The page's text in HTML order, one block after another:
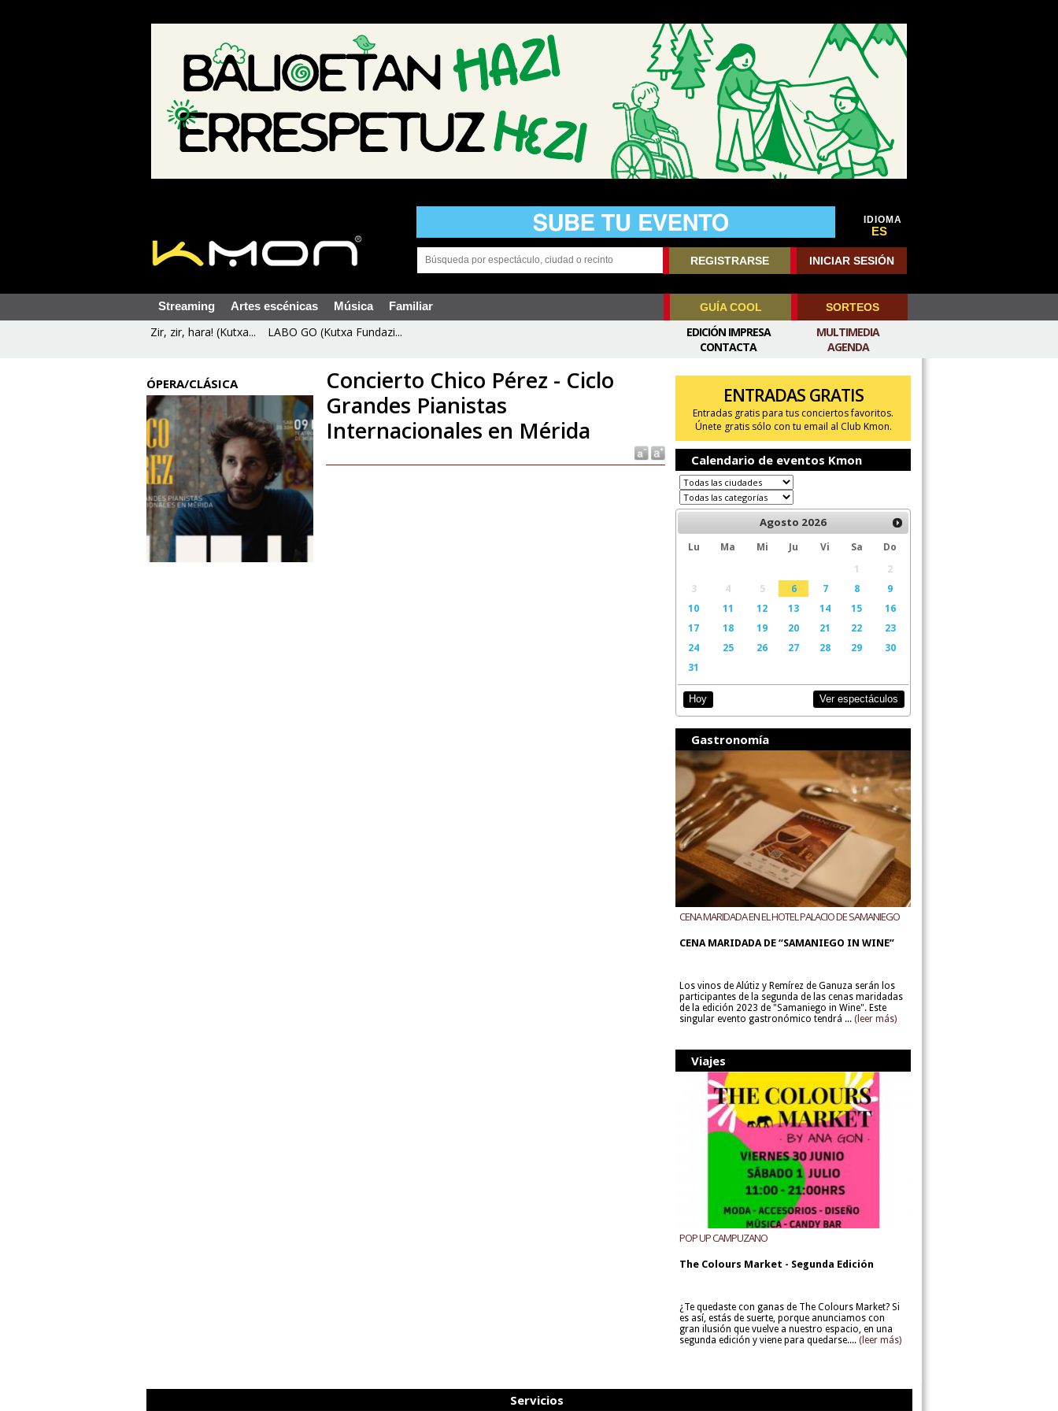
IDIOMA
ES
REGISTRARSE INICIAR SESIÓN
Streaming Artes escénicas Música Familiar GUÍA COOL SORTEOS
Zir, zir, hara! (Kutxa... LABO GO (Kutxa Fundazi...
MULTIMEDIA
AGENDA
EDICIÓN IMPRESA
CONTACTA
ÓPERA/CLÁSICA
Concierto Chico Pérez - Ciclo
Grandes Pianistas
Internacionales en Mérida
ENTRADAS GRATIS
Entradas gratis para tus conciertos favoritos.
Únete gratis sólo con tu email al Club Kmon.
Calendario de eventos Kmon
Agosto 2026
Lu Ma Mi Ju Vi Sa
Do
1
2
3
4 5 6 7 8
9
10
11 12 13 14 15
16
17
18 19 20 21 22
23
24
25 26 27 28 29
30
31
Hoy Ver espectáculos
Gastronomía
CENA MARIDADA EN EL HOTEL PALACIO DE SAMANIEGO
CENA MARIDADA DE “SAMANIEGO IN WINE”
Los vinos de Alútiz y Remírez de Ganuza serán los
participantes de la segunda de las cenas maridadas
de la edición 2023 de "Samaniego in Wine". Este
singular evento gastronómico tendrá ... (leer más)
Viajes
POP UP CAMPUZANO
The Colours Market - Segunda Edición
¿Te quedaste con ganas de The Colours Market? Si
es así, estás de suerte, porque anunciamos con
gran ilusión que vuelve a nuestro espacio, en una
segunda edición y viene para quedarse.... (leer más)
Servicios